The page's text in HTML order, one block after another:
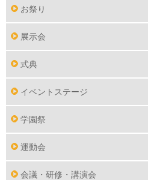
お祭り
展示会
式典
イベントステージ
学園祭
運動会
会議・研修・講演会